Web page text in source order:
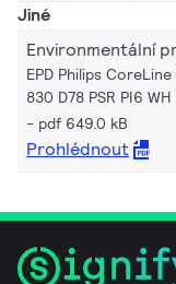
Jiné
Environmentální
EPD Philips
830 D78 PSR PI6 WH
pdf 649.0 kB
Prohlédnout